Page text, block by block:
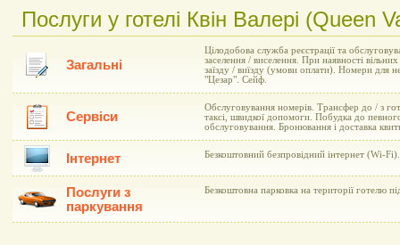
Послуги у готелі Квін Валері (Queen
Загальні
Цілодобова служба реєстрації та
заселення / виселення. При наявності
заїзду / виїзду (умови оплати). Номери для
"Цезар". Сейф.
Сервіси
Обслуговування номерів. Трансфер до / з
таксі, швидкої допомоги. Побудка до
обслуговування. Бронювання і доставка
Інтернет Безкоштовний безпровідний інтернет (Wi-Fi).
Послуги з
паркування
Безкоштовна парковка на території готелю